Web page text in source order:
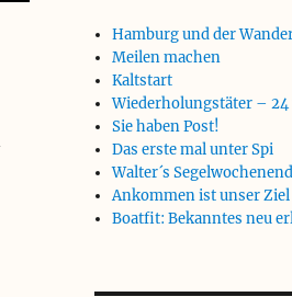
Hamburg und der
Meilen machen
Kaltstart
Wiederholungstäter – 24
Sie haben Post!
Das erste mal unter Spi
Walter´s
Ankommen ist unser Ziel
Boatfit: Bekanntes neu